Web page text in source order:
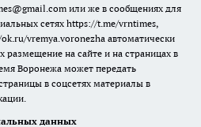
или же в сообщениях для
сетях https://t.me/vrntimes,
vremya.voronezha автоматически
размещение на сайте и на страницах в
Воронежа может передать
в соцсетях материалы в
данных